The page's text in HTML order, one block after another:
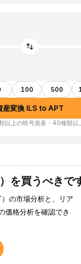
100 500
産変換 ILS to APT
以上の暗号資産・40種類以
を買うべきで
の市場分析と、リア
価格分析を確認でき